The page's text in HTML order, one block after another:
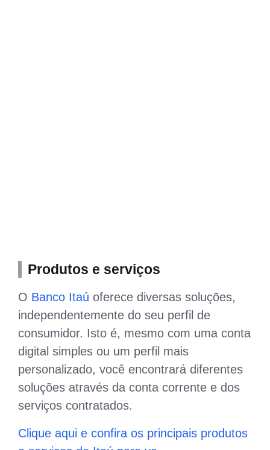
Produtos e serviços
O Banco Itaú oferece diversas soluções,
independentemente do seu perfil de
consumidor. Isto é, mesmo com uma conta
digital simples ou um perfil mais
personalizado, você encontrará diferentes
soluções através da conta corrente e dos
serviços contratados.
Clique aqui e confira os principais produtos